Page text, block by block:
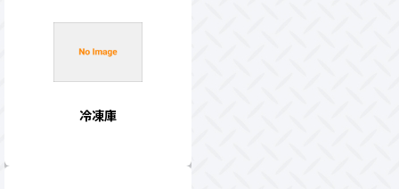
冷凍庫